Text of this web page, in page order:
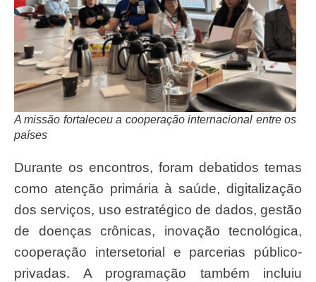
A missão fortaleceu a cooperação internacional entre os
países
Durante os encontros, foram debatidos temas
como atenção primária à saúde, digitalização
dos serviços, uso estratégico de dados, gestão
de doenças crônicas, inovação tecnológica,
cooperação intersetorial e parcerias público-
privadas. A programação também incluiu